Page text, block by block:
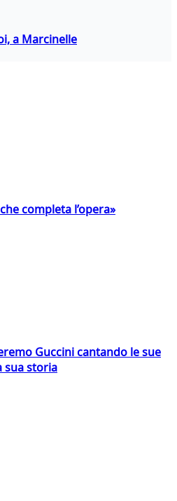
a Marcinelle
completa l’opera»
Guccini cantando le sue
sua storia